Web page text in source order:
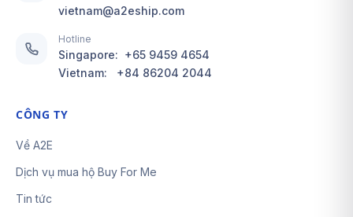
vietnam@a2eship.com
Hotline
Singapore: +65 9459 4654
Vietnam: +84 86204 2044
CÔNG TY
Về A2E
Dịch vụ mua hộ Buy For Me
Tin tức